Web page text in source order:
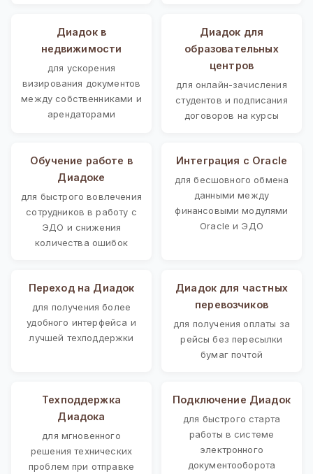
Диадок в
недвижимости
для ускорения
визирования документов
между собственниками и
арендаторами
Диадок для
образовательных
центров
для онлайн-зачисления
студентов и подписания
договоров на курсы
Обучение работе в
Диадоке
для быстрого вовлечения
сотрудников в работу с
ЭДО и снижения
количества ошибок
Интеграция с Oracle
для бесшовного обмена
данными между
финансовыми модулями
Oracle и ЭДО
Переход на Диадок
для получения более
удобного интерфейса и
лучшей техподдержки
Диадок для частных
перевозчиков
для получения оплаты за
рейсы без пересылки
бумаг почтой
Техподдержка
Диадока
для мгновенного
решения технических
проблем при отправке
Подключение Диадок
для быстрого старта
работы в системе
электронного
документооборота